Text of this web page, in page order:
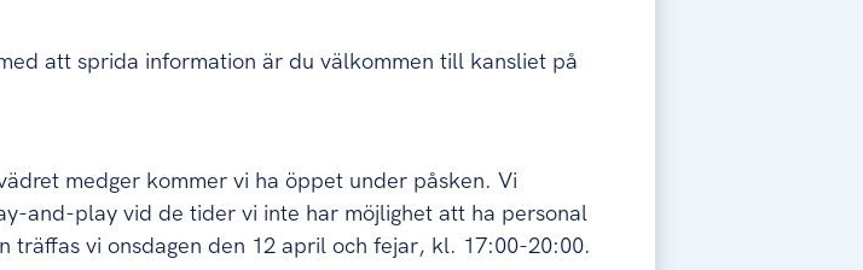
att sprida information är du välkommen till kansliet på
medger kommer vi ha öppet under påsken. Vi
and-play vid de tider vi inte har möjlighet att ha personal
träffas vi onsdagen den 12 april och fejar, kl. 17:00-20:00.